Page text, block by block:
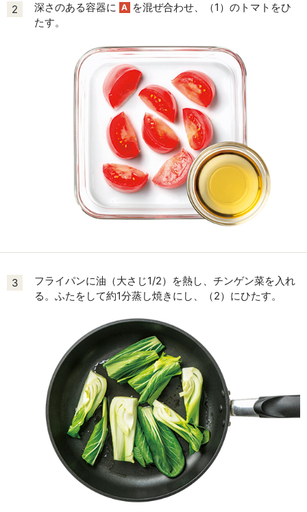
2 深さのある容器に A を混ぜ合わせ、（1）のトマトをひ
たす。
3
フライパンに油（大さじ1/2）を熱し、チンゲン菜を入れ
る。ふたをして約1分蒸し焼きにし、（2）にひたす。